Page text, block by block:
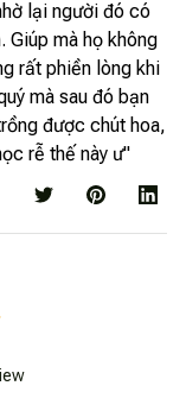
lại người đó có
Giúp mà họ không
rất phiền lòng khi
mà sau đó bạn
được chút hoa,
rễ thế này ư"